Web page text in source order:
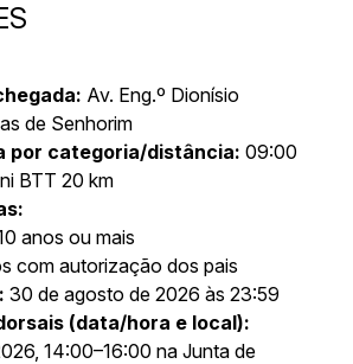
Av. Eng.º Dionísio
de Senhorim
por categoria/distância: 09:00
BTT 20 km
anos ou mais
com autorização dos pais
30 de agosto de 2026 às 23:59
(data/hora e local):
14:00–16:00 na Junta de